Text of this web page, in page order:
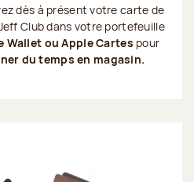
dès à présent votre carte de
Club dans votre portefeuille
Wallet ou Apple Cartes pour
du temps en magasin.